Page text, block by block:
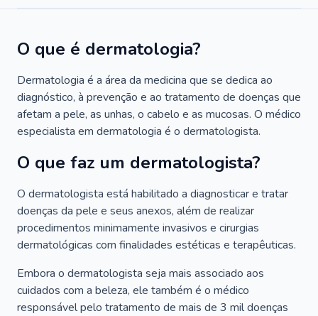
O que é dermatologia?
Dermatologia é a área da medicina que se dedica ao
diagnóstico, à prevenção e ao tratamento de doenças que
afetam a pele, as unhas, o cabelo e as mucosas. O médico
especialista em dermatologia é o dermatologista.
O que faz um dermatologista?
O dermatologista está habilitado a diagnosticar e tratar
doenças da pele e seus anexos, além de realizar
procedimentos minimamente invasivos e cirurgias
dermatológicas com finalidades estéticas e terapêuticas.
Embora o dermatologista seja mais associado aos
cuidados com a beleza, ele também é o médico
responsável pelo tratamento de mais de 3 mil doenças